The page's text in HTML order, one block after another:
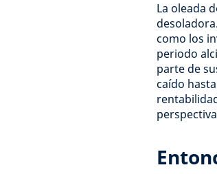
La oleada
como los
periodo
parte de
caído